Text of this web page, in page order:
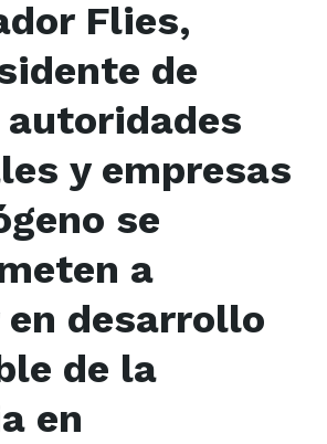
Flies,
de
autoridades
y empresas
se
a
en desarrollo
de la
en